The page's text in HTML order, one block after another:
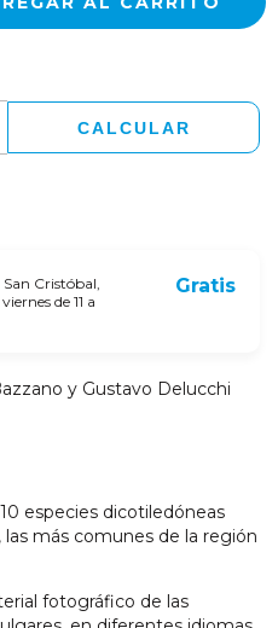
CALCULAR
Cristóbal,
de 11 a
Gratis
y Gustavo Delucchi
especies dicotiledóneas
las más comunes de la región
fotográfico de las